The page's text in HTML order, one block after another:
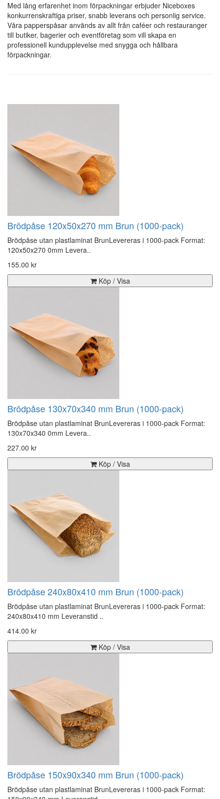
Med lång erfarenhet inom förpackningar erbjuder Niceboxes
konkurrenskraftiga priser, snabb leverans och personlig service.
Våra papperspåsar används av allt från caféer och restauranger
till butiker, bagerier och eventföretag som vill skapa en
professionell kundupplevelse med snygga och hållbara
förpackningar.
Brödpåse 120x50x270 mm Brun (1000-pack)
Brödpåse utan plastlaminat BrunLevereras i 1000-pack Format:
120x50x270 0mm Levera..
155.00 kr
Köp / Visa
Brödpåse 130x70x340 mm Brun (1000-pack)
Brödpåse utan plastlaminat BrunLevereras i 1000-pack Format:
130x70x340 0mm Levera..
227.00 kr
Köp / Visa
Brödpåse 240x80x410 mm Brun (1000-pack)
Brödpåse utan plastlaminat BrunLevereras i 1000-pack Format:
240x80x410 mm Leveranstid ..
414.00 kr
Köp / Visa
Brödpåse 150x90x340 mm Brun (1000-pack)
Brödpåse utan plastlaminat BrunLevereras i 1000-pack Format: